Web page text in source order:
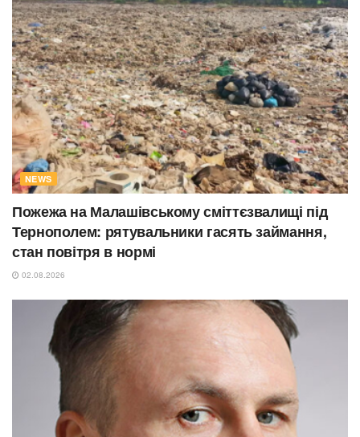
NEWS
Пожежа на Малашівському сміттєзвалищі під
Тернополем: рятувальники гасять займання,
стан повітря в нормі
02.08.2026